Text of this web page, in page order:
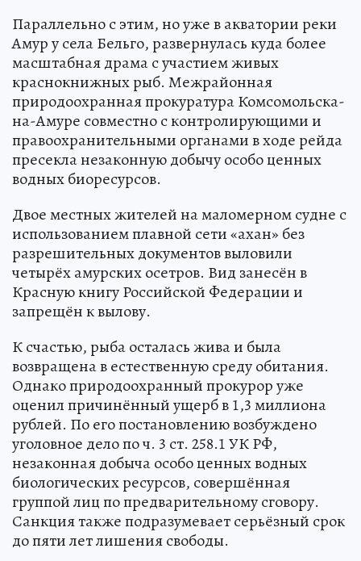
Параллельно с этим, но уже в акватории реки
Амур у села Бельго, развернулась куда более
масштабная драма с участием живых
краснокнижных рыб. Межрайонная
природоохранная прокуратура Комсомольска-
на-Амуре совместно с контролирующими и
правоохранительными органами в ходе рейда
пресекла незаконную добычу особо ценных
водных биоресурсов.
Двое местных жителей на маломерном судне с
использованием плавной сети «ахан» без
разрешительных документов выловили
четырёх амурских осетров. Вид занесён в
Красную книгу Российской Федерации и
запрещён к вылову.
К счастью, рыба осталась жива и была
возвращена в естественную среду обитания.
Однако природоохранный прокурор уже
оценил причинённый ущерб в 1,3 миллиона
рублей. По его постановлению возбуждено
уголовное дело по ч. 3 ст. 258.1 УК РФ,
незаконная добыча особо ценных водных
биологических ресурсов, совершённая
группой лиц по предварительному сговору.
Санкция также подразумевает серьёзный срок
до пяти лет лишения свободы.